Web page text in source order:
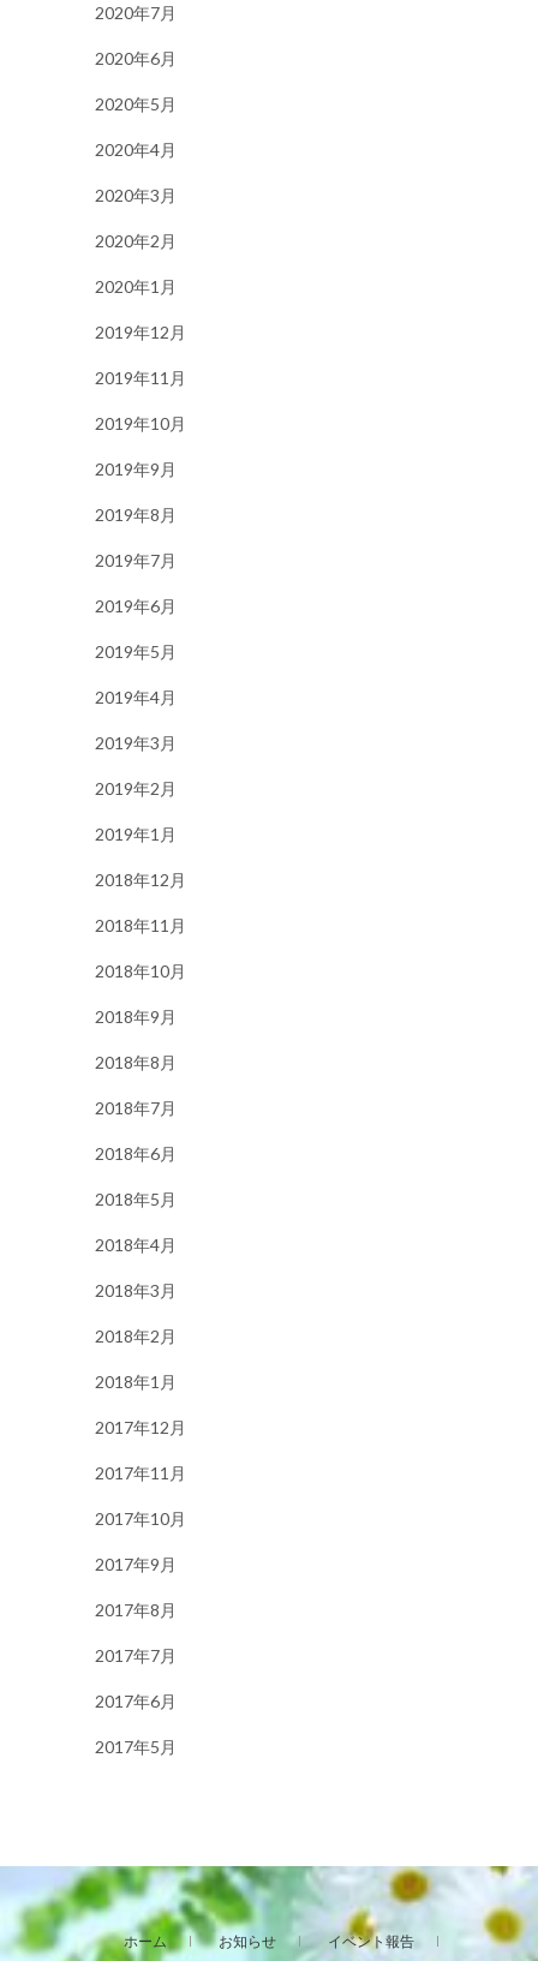
2020年7月
2020年6月
2020年5月
2020年4月
2020年3月
2020年2月
2020年1月
2019年12月
2019年11月
2019年10月
2019年9月
2019年8月
2019年7月
2019年6月
2019年5月
2019年4月
2019年3月
2019年2月
2019年1月
2018年12月
2018年11月
2018年10月
2018年9月
2018年8月
2018年7月
2018年6月
2018年5月
2018年4月
2018年3月
2018年2月
2018年1月
2017年12月
2017年11月
2017年10月
2017年9月
2017年8月
2017年7月
2017年6月
2017年5月
ホーム お知らせ イベント報告